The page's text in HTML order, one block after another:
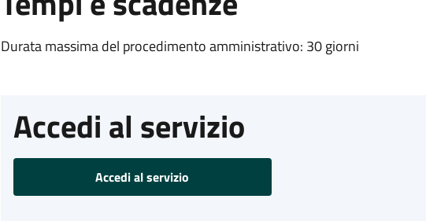
Durata massima del procedimento amministrativo: 30 giorni
Accedi al servizio
Accedi al servizio